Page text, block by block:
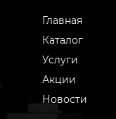
Главная
Каталог
Услуги
Акции
Новости